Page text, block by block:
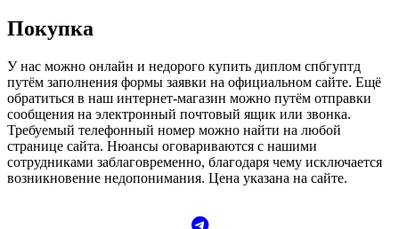
Покупка
У нас можно онлайн и недорого купить диплом спбгуптд
путём заполнения формы заявки на официальном сайте. Ещё
обратиться в наш интернет-магазин можно путём отправки
сообщения на электронный почтовый ящик или звонка.
Требуемый телефонный номер можно найти на любой
странице сайта. Нюансы оговариваются с нашими
сотрудниками заблаговременно, благодаря чему исключается
возникновение недопонимания. Цена указана на сайте.